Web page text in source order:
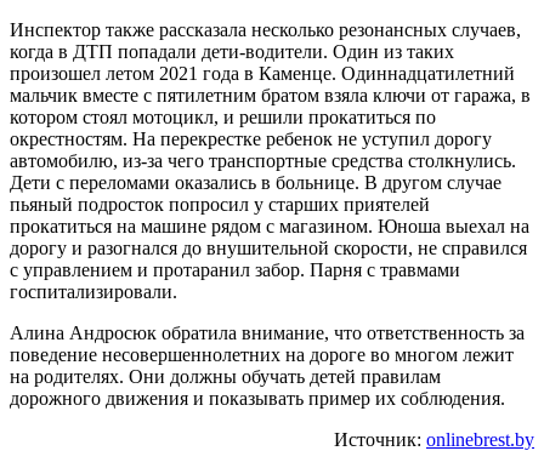
Инспектор также рассказала несколько резонансных случаев,
когда в ДТП попадали дети-водители. Один из таких
произошел летом 2021 года в Каменце. Одиннадцатилетний
мальчик вместе с пятилетним братом взяла ключи от гаража, в
котором стоял мотоцикл, и решили прокатиться по
окрестностям. На перекрестке ребенок не уступил дорогу
автомобилю, из-за чего транспортные средства столкнулись.
Дети с переломами оказались в больнице. В другом случае
пьяный подросток попросил у старших приятелей
прокатиться на машине рядом с магазином. Юноша выехал на
дорогу и разогнался до внушительной скорости, не справился
с управлением и протаранил забор. Парня с травмами
госпитализировали.
Алина Андросюк обратила внимание, что ответственность за
поведение несовершеннолетних на дороге во многом лежит
на родителях. Они должны обучать детей правилам
дорожного движения и показывать пример их соблюдения.
Источник: onlinebrest.by